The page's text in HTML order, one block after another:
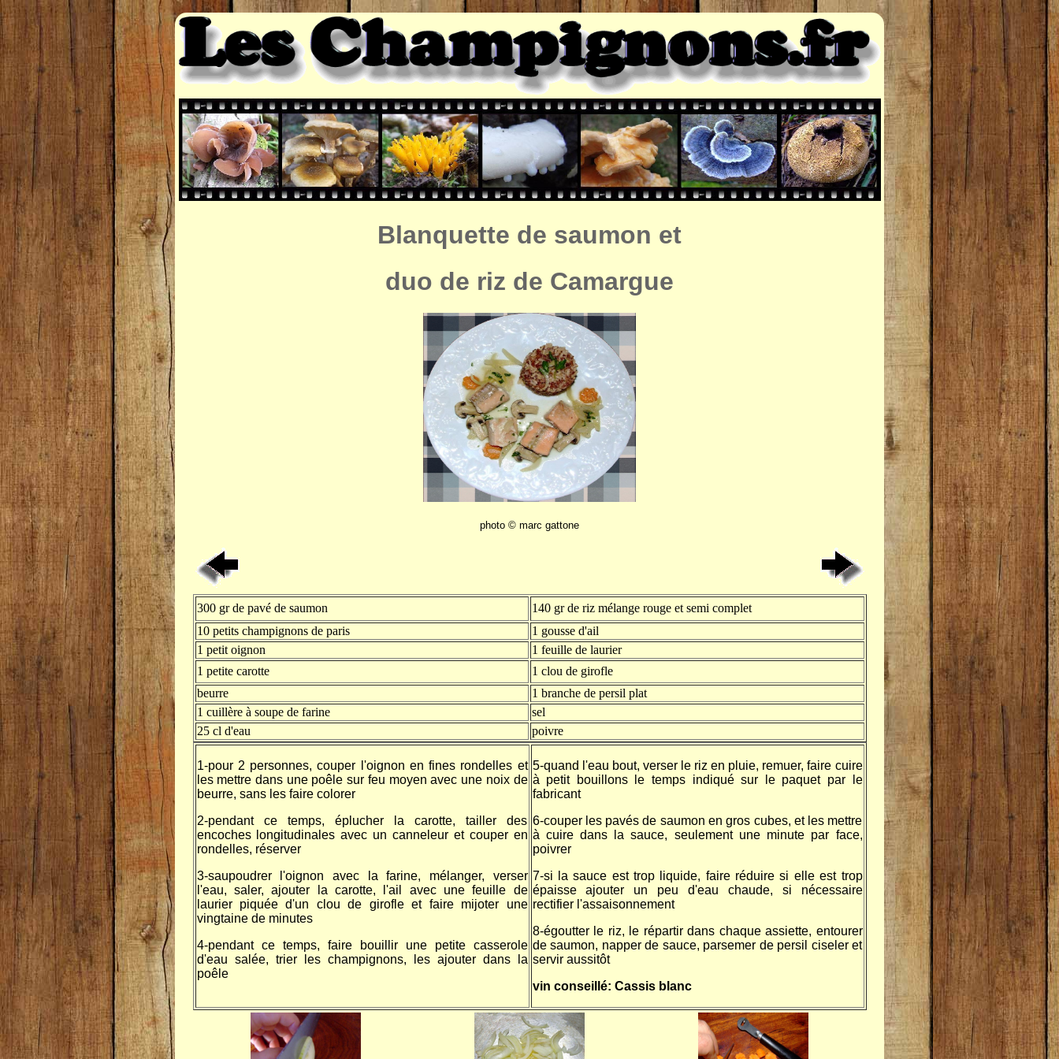
Blanquette de saumon et
duo de riz de Camargue
photo © marc gattone
300 gr de pavé de saumon
140 gr de riz mélange rouge et semi complet
10 petits champignons de paris
1 gousse d'ail
1 petit oignon
1 feuille de laurier
1 petite carotte
1 clou de girofle
beurre
1 branche de persil plat
1 cuillère à soupe de farine
sel
25 cl d'eau
poivre
1-pour 2 personnes, couper l'oignon en fines rondelles et
les mettre dans une poêle sur feu moyen avec une noix de
beurre, sans les faire colorer
2-pendant ce temps, éplucher la carotte, tailler des
encoches longitudinales avec un canneleur et couper en
rondelles, réserver
3-saupoudrer l'oignon avec la farine, mélanger, verser
l'eau, saler, ajouter la carotte, l'ail avec une feuille de
laurier piquée d'un clou de girofle et faire mijoter une
vingtaine de minutes
4-pendant ce temps, faire bouillir une petite casserole
d'eau salée, trier les champignons, les ajouter dans la
poêle
5-quand l'eau bout, verser le riz en pluie, remuer, faire cuire
à petit bouillons le temps indiqué sur le paquet par le
fabricant
6-couper les pavés de saumon en gros cubes, et les mettre
à cuire dans la sauce, seulement une minute par face,
poivrer
7-si la sauce est trop liquide, faire réduire si elle est trop
épaisse ajouter un peu d'eau chaude, si nécessaire
rectifier l'assaisonnement
8-égoutter le riz, le répartir dans chaque assiette, entourer
de saumon, napper de sauce, parsemer de persil ciseler et
servir aussitôt
vin conseillé: Cassis blanc